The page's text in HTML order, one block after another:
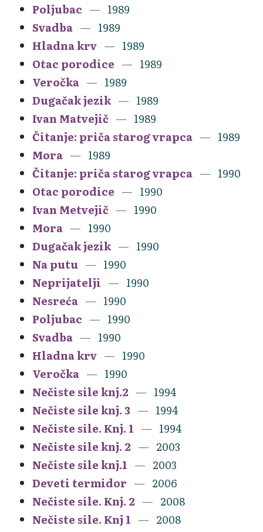
Poljubac
1989
Svadba
1989
Hladna krv
1989
Otac porodice
1989
Veročka
1989
Dugačak jezik
1989
Ivan Matvejič
1989
Čitanje: priča starog vrapca
1989
Mora
1989
Čitanje: priča starog vrapca
1990
Otac porodice
1990
Ivan Metvejič
1990
Mora
1990
Dugačak jezik
1990
Na putu
1990
Neprijatelji
1990
Nesreća
1990
Poljubac
1990
Svadba
1990
Hladna krv
1990
Veročka
1990
Nečiste sile knj.2
1994
Nečiste sile knj. 3
1994
Nečiste sile. Knj. 1
1994
Nečiste sile knj. 2
2003
Nečiste sile knj.1
2003
Deveti termidor
2006
Nečiste sile. Knj. 2
2008
Nečiste sile. Knj 1
2008